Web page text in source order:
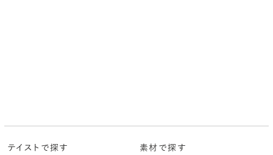
テイストで探す
素材で探す